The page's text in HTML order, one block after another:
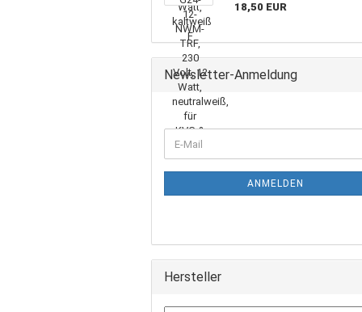
18,50 EUR
Newsletter-Anmeldung
ANMELDEN
Hersteller